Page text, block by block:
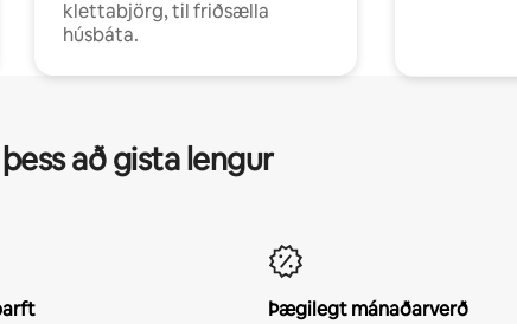
klettabjörg, til friðsælla
húsbáta.
að gista lengur
Þægilegt mánaðarverð